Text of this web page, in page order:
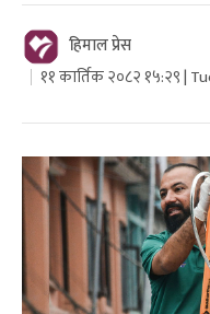
हिमाल प्रेस
११ कार्तिक २०८२ १५:२९ |